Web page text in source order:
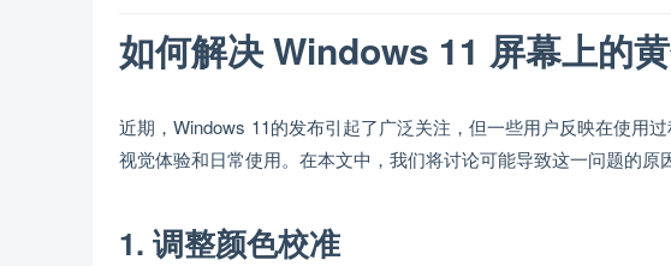
如何解决 Windows 11 屏幕上的
近期，Windows 11的发布引起了广泛关注，但一些用户反映在使用
视觉体验和日常使用。在本文中，我们将讨论可能导致这一问题的原
1. 调整颜色校准